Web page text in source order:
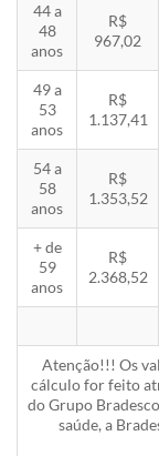
44 a
48
anos
R$
967,02
49 a
53
anos
R$
1.137,41
54 a
58
anos
R$
1.353,52
+ de
59
anos
R$
2.368,52
Atenção!!! Os
cálculo for feito
do Grupo
saúde, a